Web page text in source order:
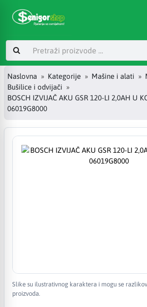
Naslovna Kategorije Mašine i alati
Bušilice i odvijači
BOSCH IZVIJAČ AKU GSR 120-LI 2,0AH U
06019G8000
Slike su ilustrativnog karaktera i mogu se
proizvoda.